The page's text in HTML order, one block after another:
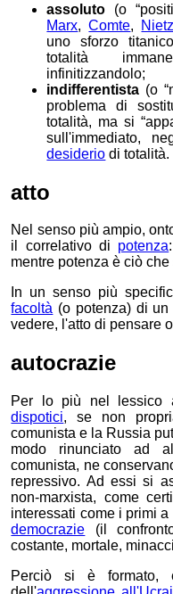
assoluto (o
Marx,Comte,
uno sforzo
totalità
infinitizzandolo;
indifferentista (o
problema di
totalità, ma si
sull'immediato,
desiderio di totalità.
atto
Nel senso più ampio,
il correlativo di potenza
mentre potenza è ciò
In un senso più
facoltà (o potenza) di
vedere, l'atto di pensare
autocrazie
Per lo più nel lessico
dispotici, se non
comunista e la Russia
modo rinunciato ad
comunista, ne
repressivo. Ad essi si
non-marxista, come
interessati come i primi
democrazie (il
costante, mortale,
Perciò si è